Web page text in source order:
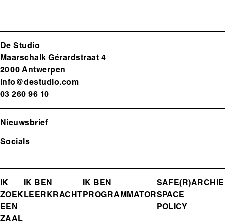
De Studio
Maarschalk Gérardstraat 4
2000 Antwerpen
info@destudio.com
03 260 96 10
Nieuwsbrief
Socials
FOOTER-
MENU
IK
ZOEK
EEN
ZAAL
IK BEN
LEERKRACHT
IK BEN
PROGRAMMATOR
SAFE(R)
SPACE
POLICY